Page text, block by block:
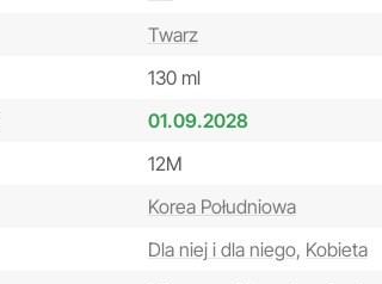
Twarz
130 ml
01.09.2028
12M
Korea Południowa
Dla niej i dla niego, Kobieta